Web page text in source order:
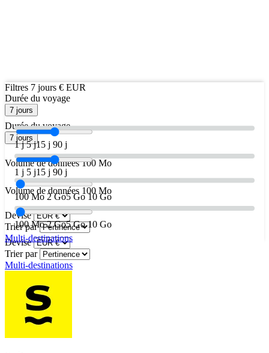
Filtres 7 jours € EUR
Durée du voyage
7 jours
1 j 5 j15 j 90 j
Volume de données 100 Mo
100 Mo 2 Go5 Go 10 Go
Devise
Trier par
Multi-destinations
Durée du voyage
7 jours
1 j 5 j15 j 90 j
Volume de données 100 Mo
100 Mo 2 Go5 Go 10 Go
Devise
Trier par
Multi-destinations